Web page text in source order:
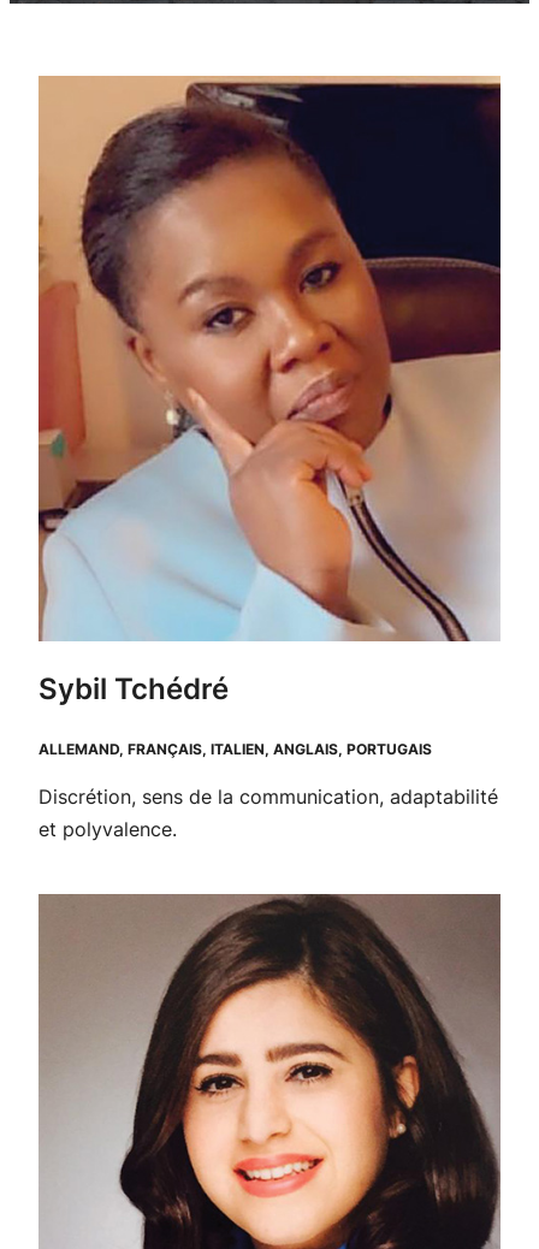
Sybil Tchédré
ALLEMAND, FRANÇAIS, ITALIEN, ANGLAIS, PORTUGAIS
Discrétion, sens de la communication, adaptabilité
et polyvalence.